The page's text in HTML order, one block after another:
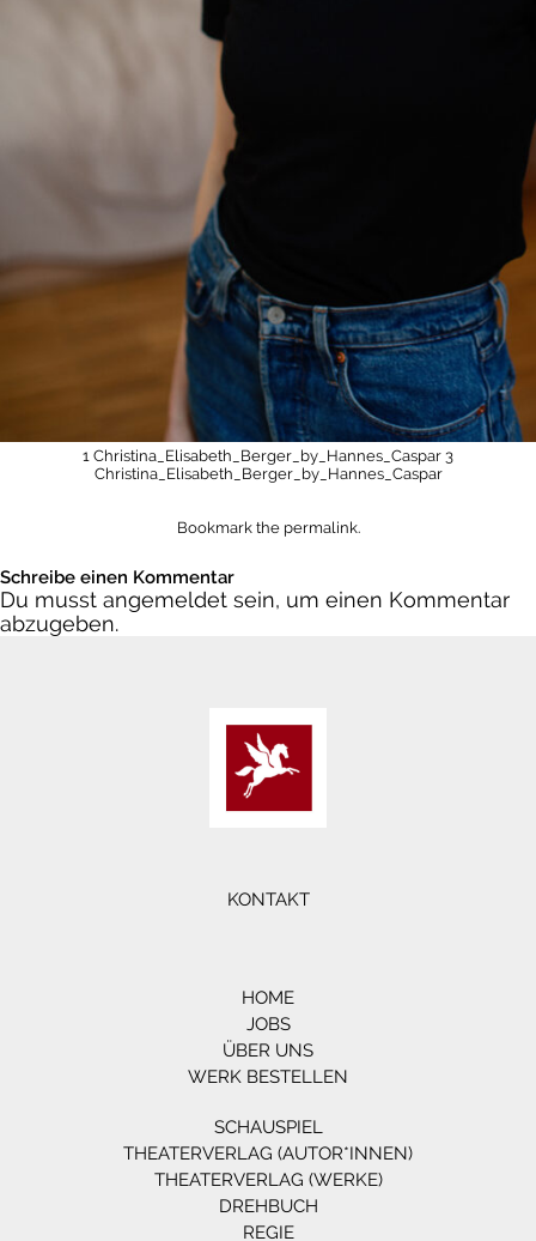
1 Christina_Elisabeth_Berger_by_Hannes_Caspar 3
Christina_Elisabeth_Berger_by_Hannes_Caspar
Bookmark the permalink.
Schreibe einen Kommentar
Du musst angemeldet sein, um einen Kommentar
abzugeben.
KONTAKT
HOME
JOBS
ÜBER UNS
WERK BESTELLEN
SCHAUSPIEL
THEATERVERLAG (AUTOR*INNEN)
THEATERVERLAG (WERKE)
DREHBUCH
REGIE